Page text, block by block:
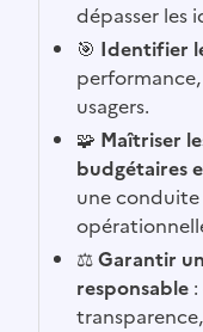
dépasser les
🎯 Identifier
usagers.
🧩 Maîtriser
budgétaires
une
⚖️Garantir
responsable